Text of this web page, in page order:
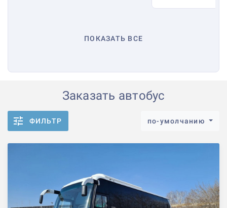
ПОКАЗАТЬ ВСЕ
Заказать автобус
ФИЛЬТР по-умолчанию